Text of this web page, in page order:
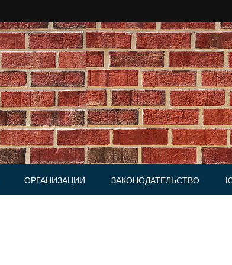
ОРГАНИЗАЦИИ ЗАКОНОДАТЕЛЬСТВО